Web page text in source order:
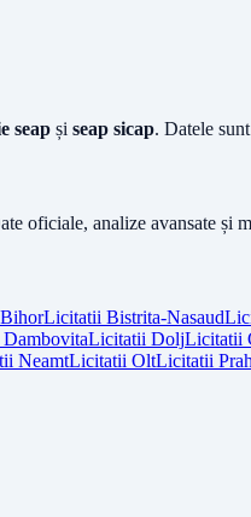
seap și seap sicap. Datele
oficiale, analize avansate și
BihorLicitatii Bistrita-Nasaud
DambovitaLicitatii DoljLicitatii
NeamtLicitatii OltLicitatii